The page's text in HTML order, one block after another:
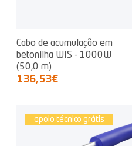
Cabo de acumulação em
betonilha WIS - 1000W
(50,0 m)
136,53€
apoio técnico grátis